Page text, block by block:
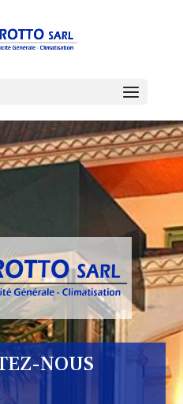
NOUS